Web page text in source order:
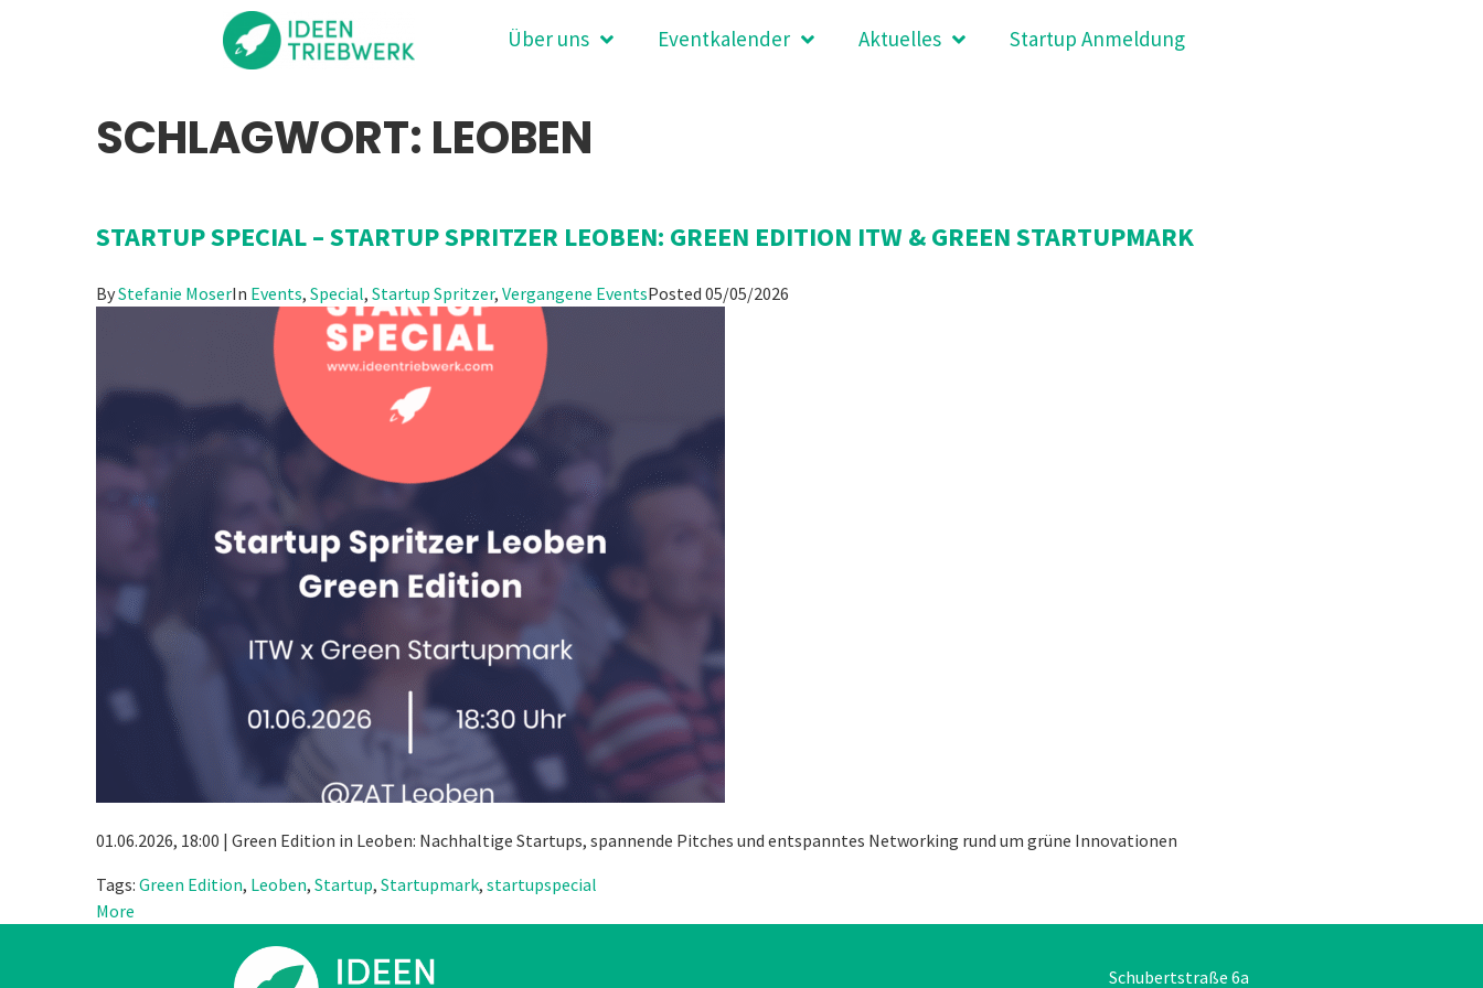
Über uns Eventkalender Aktuelles Startup Anmeldung
SCHLAGWORT: LEOBEN
STARTUP SPECIAL – STARTUP SPRITZER LEOBEN: GREEN EDITION ITW & GREEN STARTUPMARK
ByStefanie MoserIn Events, Special, Startup Spritzer, Vergangene EventsPosted 05/05/2026
01.06.2026, 18:00 | Green Edition in Leoben: Nachhaltige Startups, spannende Pitches und entspanntes Networking rund um grüne Innovationen
Tags: Green Edition, Leoben, Startup, Startupmark, startupspecial
More
Schubertstraße 6a